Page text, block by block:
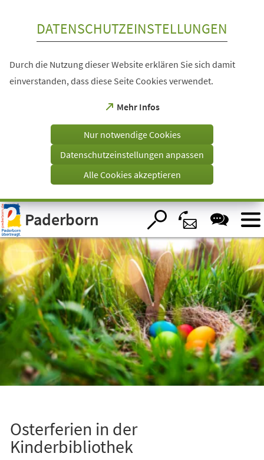
Visuelle
Assistenzsoftware
öffnen.
DATENSCHUTZEINSTELLUNGEN
Durch die Nutzung dieser Website erklären Sie sich damit
einverstanden, dass diese Seite Cookies verwendet.
Mehr Infos
(Öffnet
einem
Tab)
Nur notwendige Cookies
Datenschutzeinstellungen anpassen
Alle Cookies akzeptieren
Paderborn
Osterferien in der
Kinderbibliothek